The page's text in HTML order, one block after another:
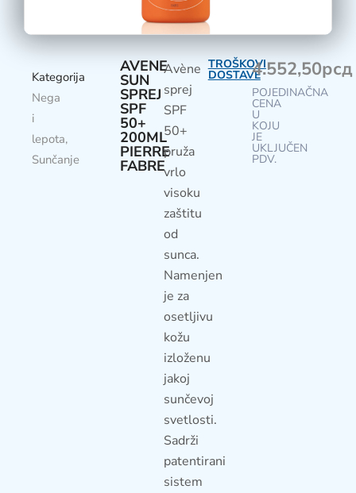
Kategorija
Nega
i
lepota,
Sunčanje
AVENE
SUN
SPREJ
SPF
50+
200ML
PIERRE
FABRE
Avène
sprej
SPF
50+
pruža
vrlo
visoku
zaštitu
od
sunca.
Namenjen
je za
osetljivu
kožu
izloženu
jakoj
sunčevoj
svetlosti.
Sadrži
patentirani
sistem
TROŠKOVI
DOSTAVE4.552,50рсд
POJEDINAČNA
CENA
U
KOJU
JE
UKLJUČEN
PDV.